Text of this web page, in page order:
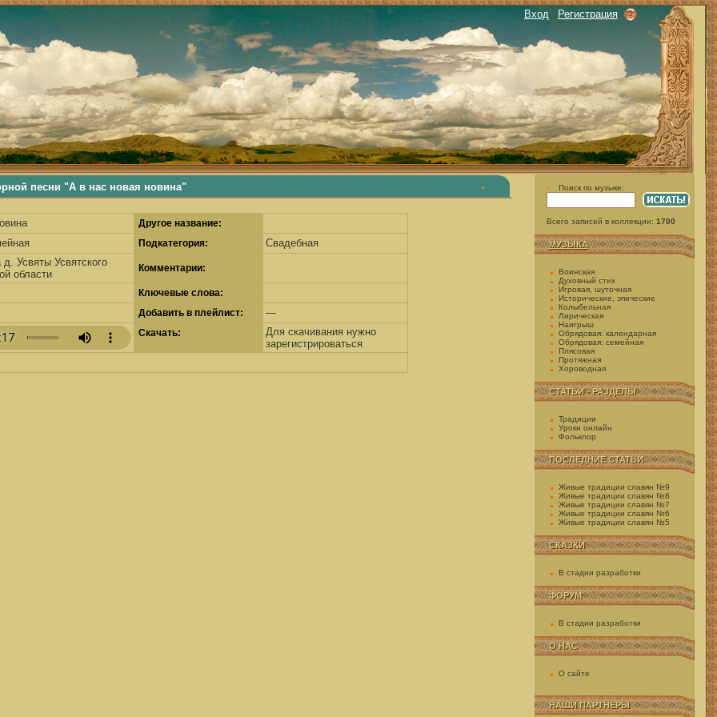
деревенские песни, русские песни, русские традиции, наши корни, русские самобытные традиции
Вход Регистрация
песни "А в нас новая новина" •
Другое название:
Подкатегория: Свадебная
Усвяты Усвятского
области
Комментарии:
Ключевые слова:
Добавить в плейлист: —
Скачать:
Для скачивания нужно
зарегистрироваться
•Поиск по музыке:
Всего записей в коллекции: 1700
МУЗЫКА
Воинская
Духовный стих
Игровая, шуточная
Исторические, эпические
Колыбельная
Лирическая
Наигрыш
Обрядовая: календарная
Обрядовая: семейная
Плясовая
Протяжная
Хороводная
СТАТЬИ - РАЗДЕЛЫ
Традиции
Уроки онлайн
Фольклор
ПОСЛЕДНИЕ СТАТЬИ
Живые традиции славян №9
Живые традиции славян №8
Живые традиции славян №7
Живые традиции славян №6
Живые традиции славян №5
СКАЗКИ
В стадии разработки
ФОРУМ
В стадии разработки
О НАС
О сайте
НАШИ ПАРТНЕРЫ